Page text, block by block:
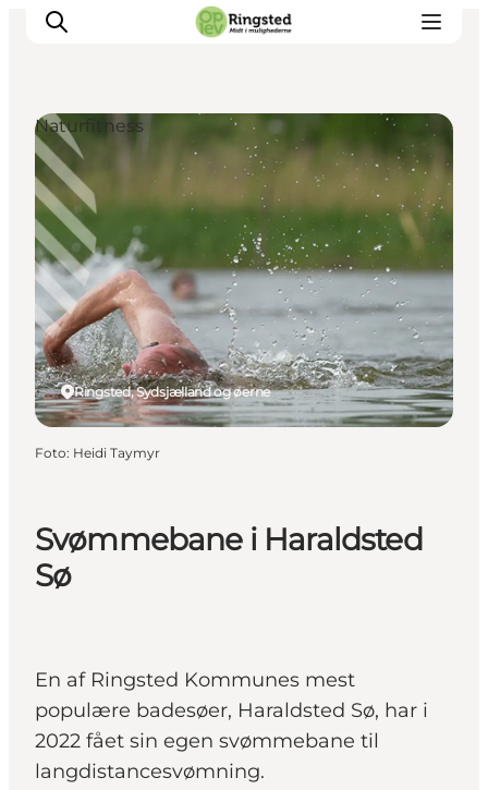
Mest for børn
Ophold
Ringsted Børnefestival
Ringsted Ældrefestival
Naturpark Ringsted
Svømmebane i Haraldsted
Sø
En af Ringsted Kommunes mest
populære badesøer, Haraldsted Sø, har i
2022 fået sin egen svømmebane til
langdistancesvømning.
Ringsted, Sydsjælland og øerne
Naturfitness
Foto: Heidi Taymyr